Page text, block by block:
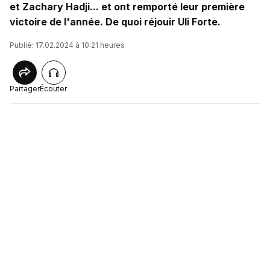
et Zachary Hadji... et ont remporté leur première
victoire de l'année. De quoi réjouir Uli Forte.
Publié: 17.02.2024 à 10:21 heures
PartagerÉcouter